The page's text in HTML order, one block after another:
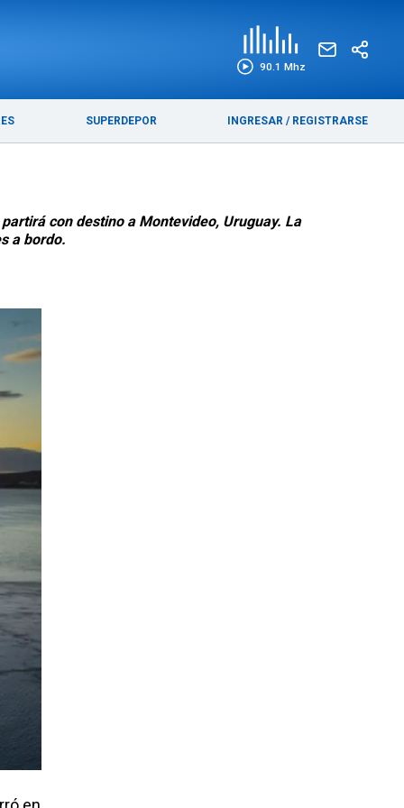
90.1 Mhz
SUPERDEPOR INGRESAR / REGISTRARSE
con destino a Montevideo, Uruguay. La
a bordo.